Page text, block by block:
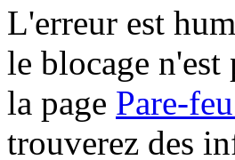
L'erreur est
le blocage
la page Pare-
trouverez des